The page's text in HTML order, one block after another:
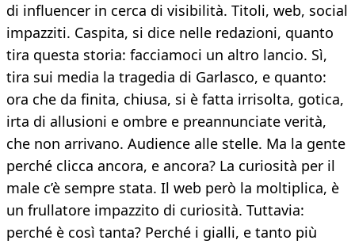
di influencer in cerca di visibilità. Titoli, web, social
impazziti. Caspita, si dice nelle redazioni, quanto
tira questa storia: facciamoci un altro lancio. Sì,
tira sui media la tragedia di Garlasco, e quanto:
ora che da finita, chiusa, si è fatta irrisolta, gotica,
irta di allusioni e ombre e preannunciate verità,
che non arrivano. Audience alle stelle. Ma la gente
perché clicca ancora, e ancora? La curiosità per il
male c’è sempre stata. Il web però la moltiplica, è
un frullatore impazzito di curiosità. Tuttavia:
perché è così tanta? Perché i gialli, e tanto più